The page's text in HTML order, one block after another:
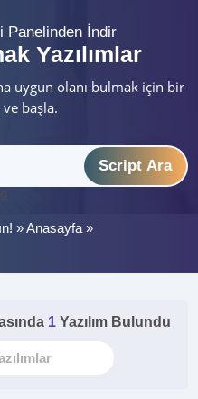
Panelinden İndir
Yazılımlar
uygun olanı bulmak için bir
başla.
Script Ara
»Anasayfa »
1 Yazılım Bulundu